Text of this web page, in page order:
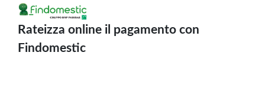
Rateizza online il pagamento con
Findomestic